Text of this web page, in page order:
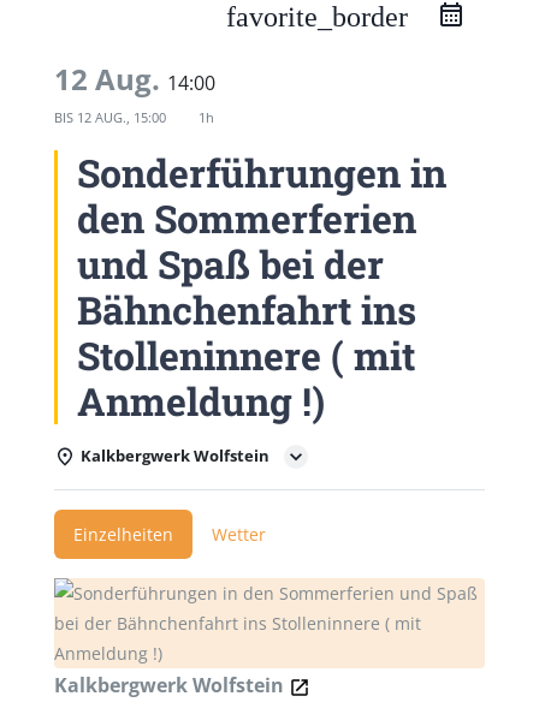
favorite_border
12 Aug. 14:00
BIS 12 AUG., 15:00 1h
Sonderführungen in
den Sommerferien
und Spaß bei der
Bähnchenfahrt ins
Stolleninnere ( mit
Anmeldung !)
Kalkbergwerk Wolfstein
Einzelheiten Wetter
Kalkbergwerk Wolfstein